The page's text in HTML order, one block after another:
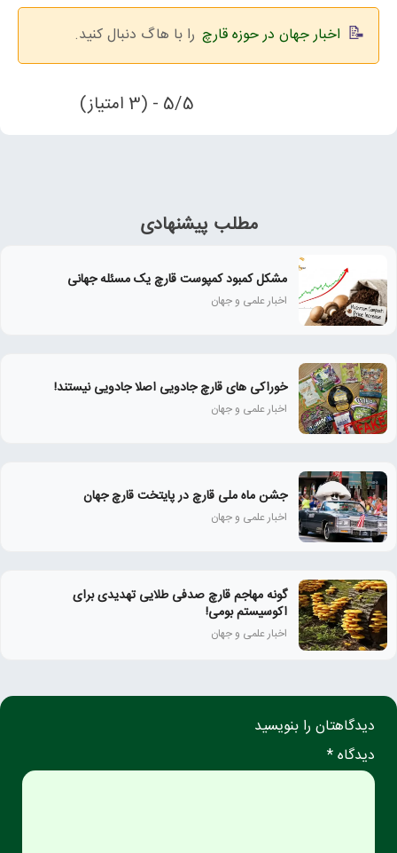
اخبار جهان در حوزه قارچ را با هاگ دنبال کنید.
5/5 - (3 امتیاز)
مطلب پیشنهادی
مشکل کمبود کمپوست قارچ یک مسئله جهانی
اخبار علمی و جهان
خوراکی های قارچ جادویی اصلا جادویی نیستند!
اخبار علمی و جهان
جشن ماه ملی قارچ در پایتخت قارچ جهان
اخبار علمی و جهان
گونه مهاجم قارچ صدفی طلایی تهدیدی برای
اکوسیستم بومی!
اخبار علمی و جهان
دیدگاهتان را بنویسید
دیدگاه *